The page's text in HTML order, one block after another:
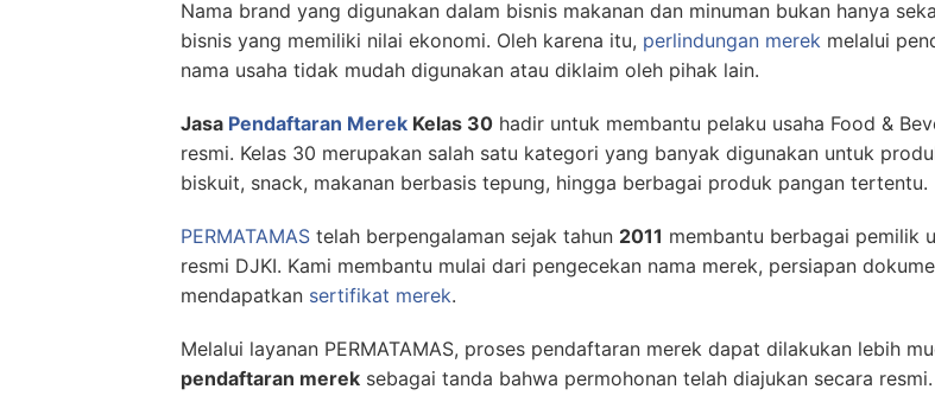
Nama brand yang digunakan dalam bisnis makanan dan minuman bukan hanya
bisnis yang memiliki nilai ekonomi. Oleh karena itu, perlindungan merek melalui
nama usaha tidak mudah digunakan atau diklaim oleh pihak lain.
Jasa Pendaftaran Merek Kelas 30 hadir untuk membantu pelaku usaha Food &
resmi. Kelas 30 merupakan salah satu kategori yang banyak digunakan untuk
biskuit, snack, makanan berbasis tepung, hingga berbagai produk pangan tertentu.
PERMATAMAS telah berpengalaman sejak tahun 2011 membantu berbagai pemilik
resmi DJKI. Kami membantu mulai dari pengecekan nama merek, persiapan
mendapatkan sertifikat merek.
Melalui layanan PERMATAMAS, proses pendaftaran merek dapat dilakukan lebih
pendaftaran merek sebagai tanda bahwa permohonan telah diajukan secara resmi.